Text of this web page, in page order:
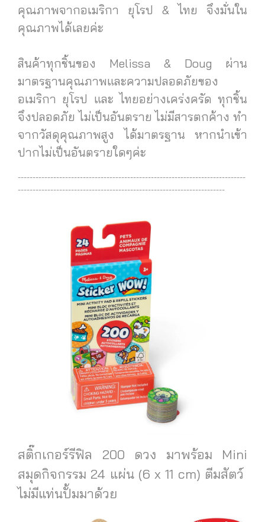
คุณภาพจากอเมริกา ยุโรป & ไทย จึงมั่นใน
คุณภาพได้เลยค่ะ
สินค้าทุกชิ้นของ Melissa & Doug ผ่าน
มาตรฐานคุณภาพและความปลอดภัยของ
อเมริกา ยุโรป และ ไทยอย่างเคร่งครัด ทุกชิ้น
จึงปลอดภัย ไม่เป็นอันตราย ไม่มีสารตกค้าง ทำ
จากวัสดุคุณภาพสูง ได้มาตรฐาน หากนำเข้า
ปากไม่เป็นอันตรายใดๆค่ะ
-----------------------------------------------------------------------------
----------------------------------------------------------------------
สติ๊กเกอร์รีฟิล 200 ดวง มาพร้อม Mini
สมุดกิจกรรม 24 แผ่น (6 x 11 cm) ตีมสัตว์
ไม่มีแท่นปั้มมาด้วย